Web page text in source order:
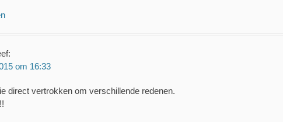
om 16:33
direct vertrokken om verschillende redenen.